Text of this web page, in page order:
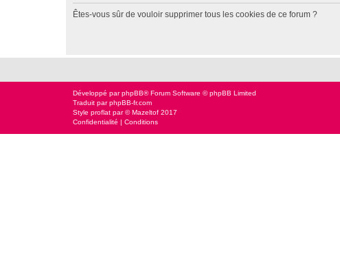
Êtes-vous sûr de vouloir supprimer tous les cookies de ce forum ?
Développé parphpBB® Forum Software © phpBB Limited
Traduit parphpBB-fr.com
Style proflat par ©Mazeltof 2017
Confidentialité | Conditions